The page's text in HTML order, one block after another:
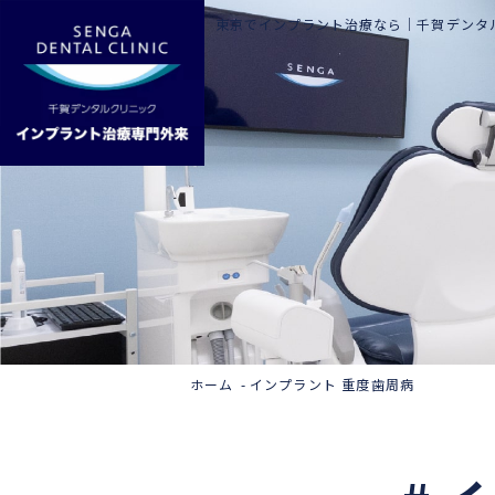
東京でインプラント治療なら｜千賀デンタ
ホーム インプラント 重度歯周病